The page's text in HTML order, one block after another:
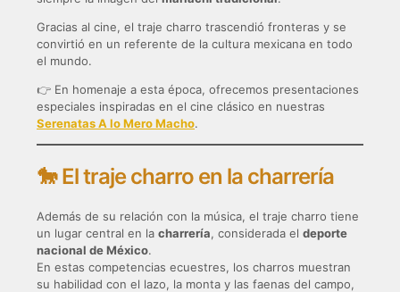
Gracias al cine, el traje charro trascendió fronteras y se
convirtió en un referente de la cultura mexicana en todo
el mundo.
👉 En homenaje a esta época, ofrecemos presentaciones
especiales inspiradas en el cine clásico en nuestras
Serenatas A lo Mero Macho.
🐎 El traje charro en la charrería
Además de su relación con la música, el traje charro tiene
un lugar central en la charrería, considerada el deporte
nacional de México.
En estas competencias ecuestres, los charros muestran
su habilidad con el lazo, la monta y las faenas del campo,